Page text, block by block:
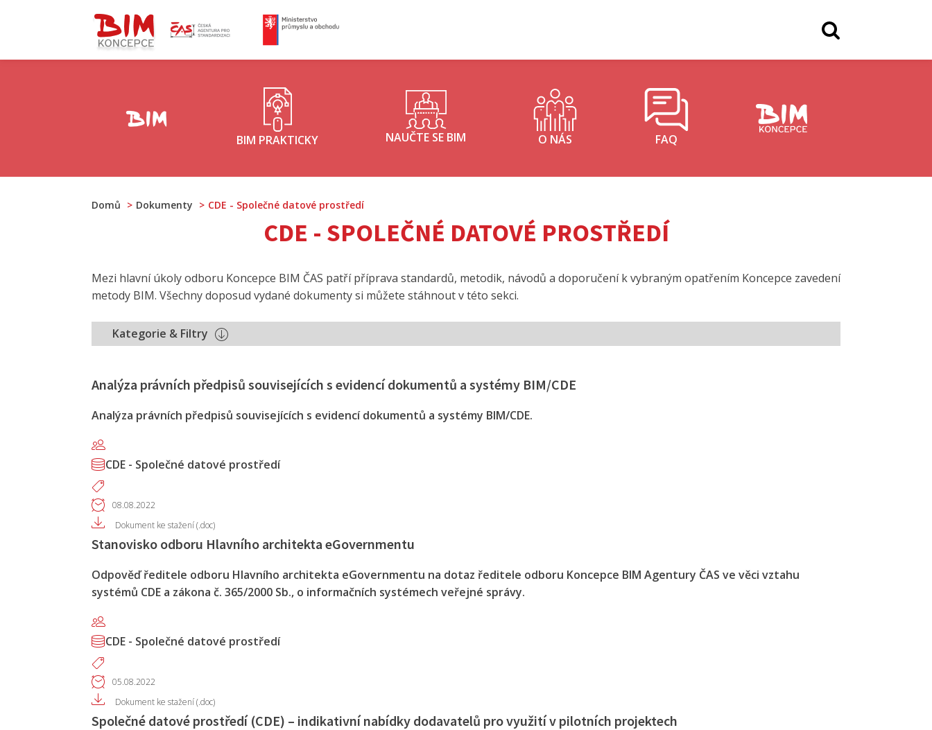
Koncepce BIM - logo
ČAS - logo
BIM PRAKTICKY NAUČTE SE BIM O NÁS FAQ
Domů Dokumenty CDE - Společné datové prostředí
CDE - SPOLEČNÉ DATOVÉ PROSTŘEDÍ
Mezi hlavní úkoly odboru Koncepce BIM ČAS patří příprava standardů, metodik, návodů a doporučení k vybraným opatřením Koncepce zavedení
metody BIM. Všechny doposud vydané dokumenty si můžete stáhnout v této sekci.
Kategorie & Filtry
Analýza právních předpisů souvisejících s evidencí dokumentů a systémy BIM/CDE
Analýza právních předpisů souvisejících s evidencí dokumentů a systémy BIM/CDE.
CDE - Společné datové prostředí
08.08.2022
Dokument ke stažení (.doc)
Stanovisko odboru Hlavního architekta eGovernmentu
Odpověď ředitele odboru Hlavního architekta eGovernmentu na dotaz ředitele odboru Koncepce BIM Agentury ČAS ve věci vztahu
systémů CDE a zákona č. 365/2000 Sb., o informačních systémech veřejné správy.
CDE - Společné datové prostředí
05.08.2022
Dokument ke stažení (.doc)
Společné datové prostředí (CDE) – indikativní nabídky dodavatelů pro využití v pilotních projektech